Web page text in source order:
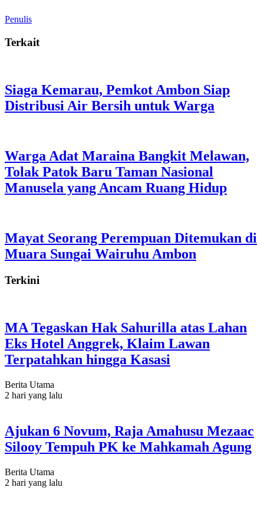
Penulis
Terkait
Siaga Kemarau, Pemkot Ambon Siap
Distribusi Air Bersih untuk Warga
Warga Adat Maraina Bangkit Melawan,
Tolak Patok Baru Taman Nasional
Manusela yang Ancam Ruang Hidup
Mayat Seorang Perempuan Ditemukan di
Muara Sungai Wairuhu Ambon
Terkini
MA Tegaskan Hak Sahurilla atas Lahan
Eks Hotel Anggrek, Klaim Lawan
Terpatahkan hingga Kasasi
Berita Utama
2 hari yang lalu
Ajukan 6 Novum, Raja Amahusu Mezaac
Silooy Tempuh PK ke Mahkamah Agung
Berita Utama
2 hari yang lalu